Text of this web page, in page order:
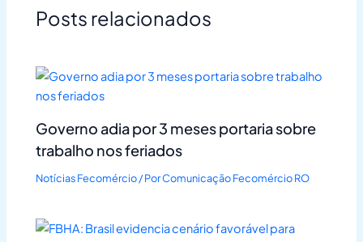
Posts relacionados
Governo adia por 3 meses portaria sobre
trabalho nos feriados
Notícias Fecomércio/ PorComunicação Fecomércio RO